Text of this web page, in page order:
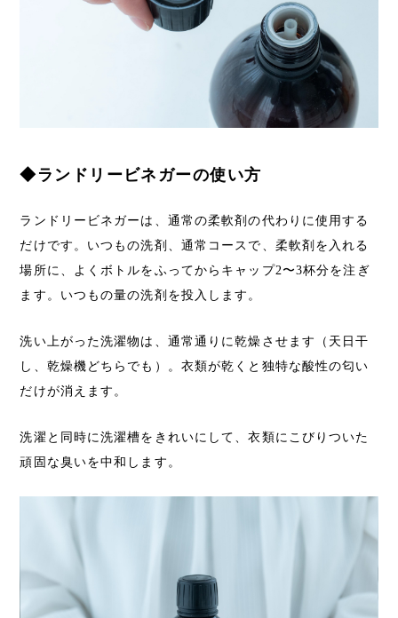
◆ランドリービネガーの使い方
ランドリービネガーは、通常の柔軟剤の代わりに使用する
だけです。いつもの洗剤、通常コースで、柔軟剤を入れる
場所に、よくボトルをふってからキャップ2〜3杯分を注ぎ
ます。いつもの量の洗剤を投入します。
洗い上がった洗濯物は、通常通りに乾燥させます（天日干
し、乾燥機どちらでも）。衣類が乾くと独特な酸性の匂い
だけが消えます。
洗濯と同時に洗濯槽をきれいにして、衣類にこびりついた
頑固な臭いを中和します。